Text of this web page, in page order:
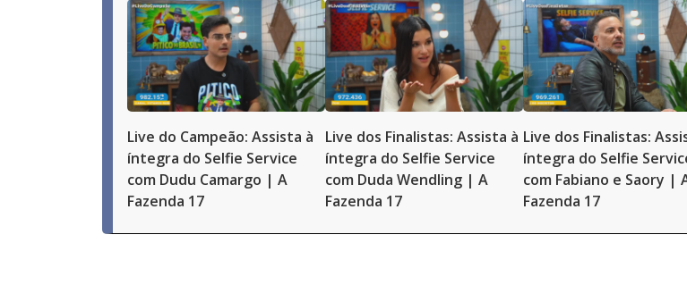
Live do Campeão: Assista à
íntegra do Selfie Service
com Dudu Camargo | A
Fazenda 17
Live dos Finalistas: Assista à
íntegra do Selfie Service
com Duda Wendling | A
Fazenda 17
Live dos Finalistas:
íntegra do Selfie
com Fabiano e Saory |
Fazenda 17